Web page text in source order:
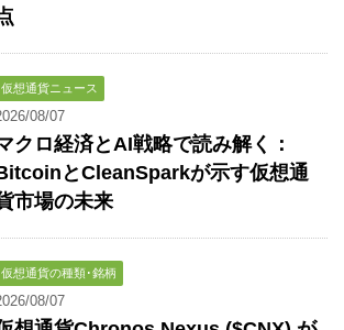
仮想通貨ニュース
08/07
クロ経済とAI戦略で読み解く：
とCleanSparkが示す仮想通
市場の未来
仮想通貨の種類･銘柄
08/07